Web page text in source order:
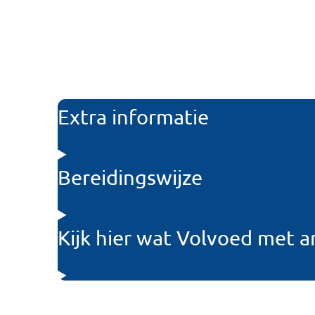
Extra informatie
Bereidingswijze
Kijk hier wat Volvoed met